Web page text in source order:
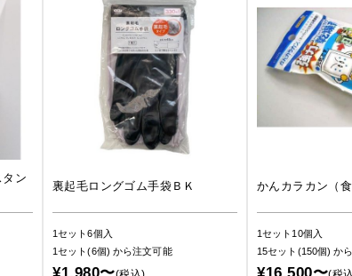
ン
裏起毛ロングゴム手袋ＢＫ
1セット6個入
1セット(6個) から注文可能
かんカラカン（食
1セット10個入
15セット(150個)か